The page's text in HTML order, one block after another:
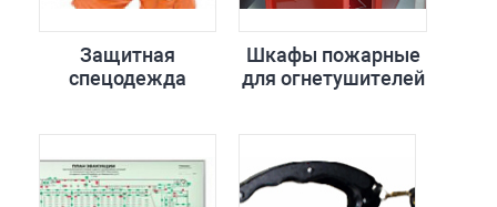
Защитная
спецодежда
Шкафы пожарные
для огнетушителей